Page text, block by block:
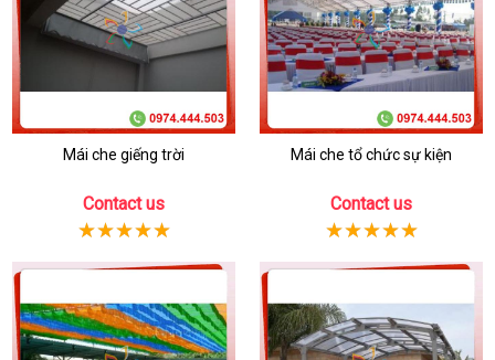
Mái che giếng trời
Contact us
Mái che tổ chức sự kiện
Contact us